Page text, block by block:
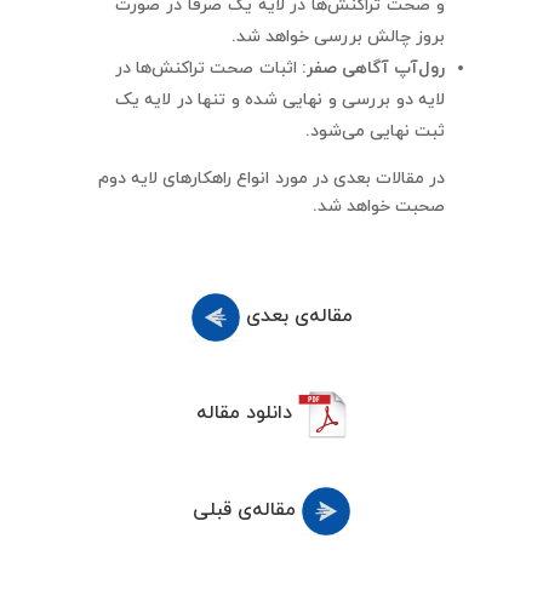
و صحت تراکنش‌ها در لایه یک صرفاً در صورت
بروز چالش بررسی خواهد شد.
رول‌آپ آگاهی صفر: اثبات صحت تراکنش‌ها در
لایه دو بررسی و نهایی شده و تنها در لایه یک
ثبت نهایی می‌شود.
در مقالات بعدی در مورد انواع راهکارهای لایه دوم
صحبت خواهد شد.
مقاله‌ی بعدی
دانلود مقاله
مقاله‌ی قبلی